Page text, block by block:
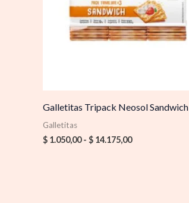
Galletitas Tripack Neosol Sandwich
Galletitas
$ 1.050,00 - $ 14.175,00